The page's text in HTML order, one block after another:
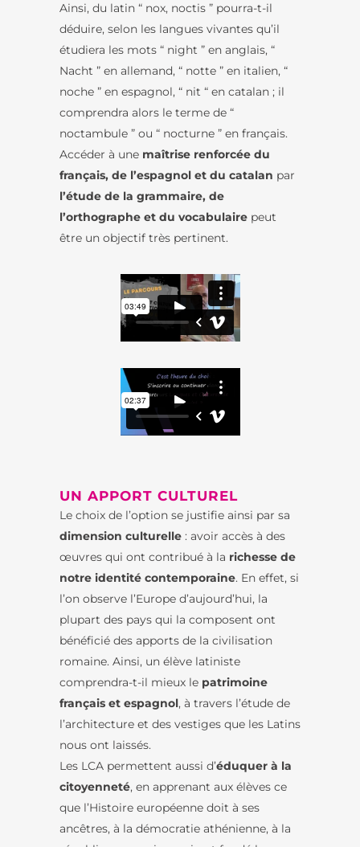
Ainsi, du latin “ nox, noctis ” pourra-t-il
déduire, selon les langues vivantes qu’il
étudiera les mots “ night ” en anglais, “
Nacht ” en allemand, “ notte ” en italien, “
noche ” en espagnol, “ nit “ en catalan ; il
comprendra alors le terme de “
noctambule ” ou “ nocturne ” en français.
Accéder à une maîtrise renforcée du
français, de l’espagnol et du catalan par
l’étude de la grammaire, de
l’orthographe et du vocabulaire peut
être un objectif très pertinent.
UN APPORT CULTUREL
Le choix de l’option se justifie ainsi par sa
dimension culturelle : avoir accès à des
œuvres qui ont contribué à la richesse de
notre identité contemporaine. En effet, si
l’on observe l’Europe d’aujourd’hui, la
plupart des pays qui la composent ont
bénéficié des apports de la civilisation
romaine. Ainsi, un élève latiniste
comprendra-t-il mieux le patrimoine
français et espagnol, à travers l’étude de
l’architecture et des vestiges que les Latins
nous ont laissés.
Les LCA permettent aussi d’éduquer à la
citoyenneté, en apprenant aux élèves ce
que l’Histoire européenne doit à ses
ancêtres, à la démocratie athénienne, à la